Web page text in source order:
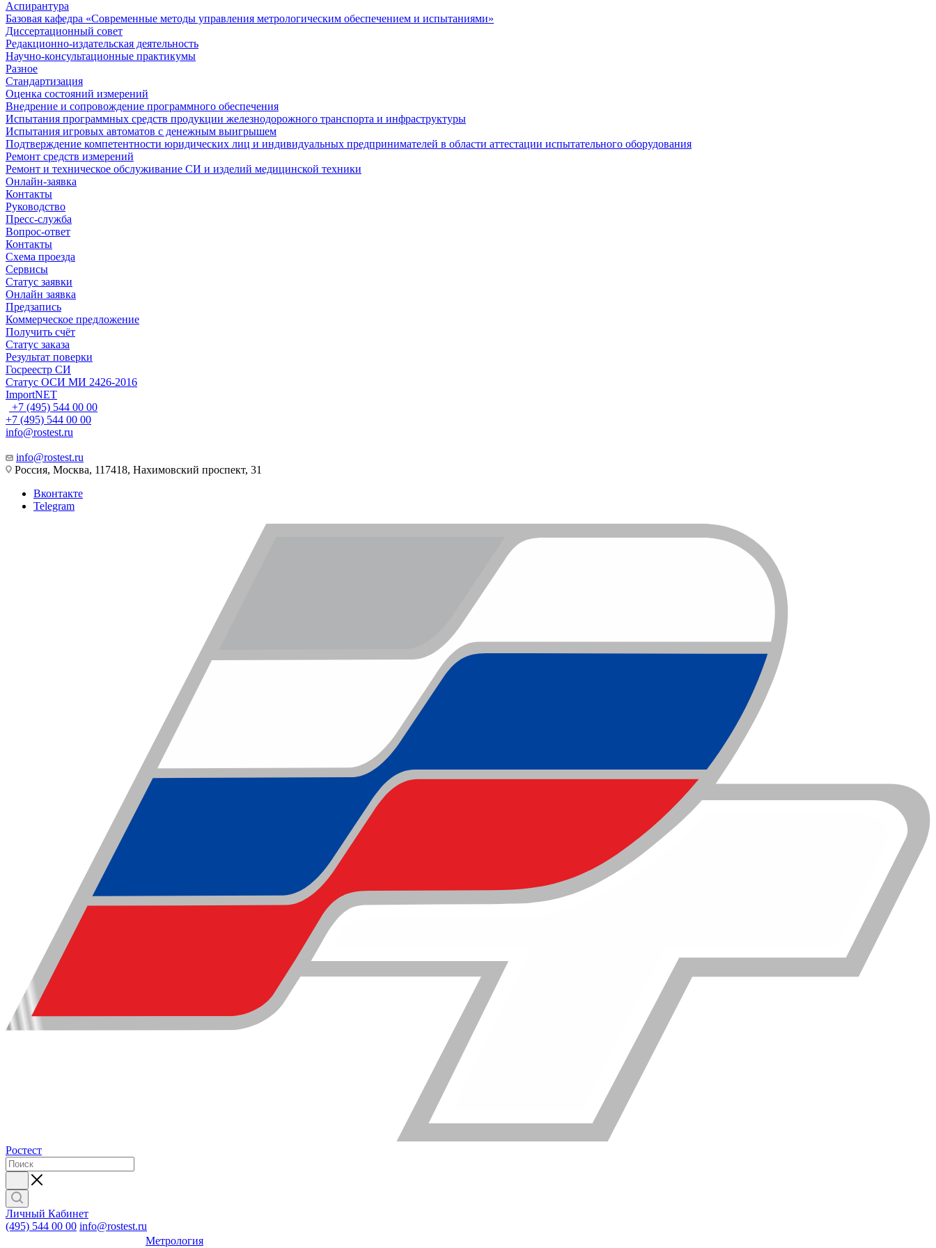
Аспирантура
Базовая кафедра «Современные методы управления метрологическим обеспечением и испытаниями»
Диссертационный совет
Редакционно-издательская деятельность
Научно-консультационные практикумы
Разное
Стандартизация
Оценка состояний измерений
Внедрение и сопровождение программного обеспечения
Испытания программных средств продукции железнодорожного транспорта и инфраструктуры
Испытания игровых автоматов с денежным выигрышем
Подтверждение компетентности юридических лиц и индивидуальных предпринимателей в области аттестации испытательного оборудования
Ремонт средств измерений
Ремонт и техническое обслуживание СИ и изделий медицинской техники
Онлайн-заявка
Контакты
Руководство
Пресс-служба
Вопрос-ответ
Контакты
Схема проезда
Сервисы
Статус заявки
Онлайн заявка
Предзапись
Коммерческое предложение
Получить счёт
Статус заказа
Результат поверки
Госреестр СИ
Статус ОСИ МИ 2426-2016
ImportNET
+7 (495) 544 00 00
+7 (495) 544 00 00
info@rostest.ru
info@rostest.ru
Россия, Москва, 117418, Нахимовский проспект, 31
Вконтакте
Telegram
Ростест
Личный Кабинет
(495) 544 00 00 info@rostest.ru
Метрология